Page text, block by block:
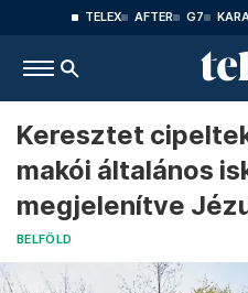
TELEX AFTER G7
Keresztet
makói általános
megjelenítve
BELFÖLD